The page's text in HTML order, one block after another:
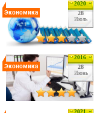
2020
28
Июль
Экономика
2016
28
Июнь
Экономика
2021